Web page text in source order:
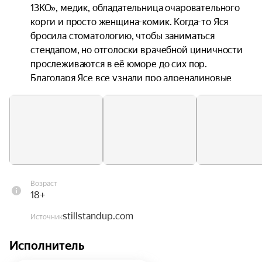
13КО», медик, обладательница очаровательного
корги и просто женщина-комик. Когда-то Яся
бросила стоматологию, чтобы заниматься
стендапом, но отголоски врачебной циничности
прослеживаются в её юморе до сих пор.
Благодаря Ясе все узнали про адреналиновые
качели, сексомнию, газлайтинг, матчество и
в Москве с собственной уютной верандой, где
сцену. Тихий внутренний двор, живая
идеального вечера: комфортная рассадка с
Возраст
18+
Источникstillstandup.com
Исполнитель